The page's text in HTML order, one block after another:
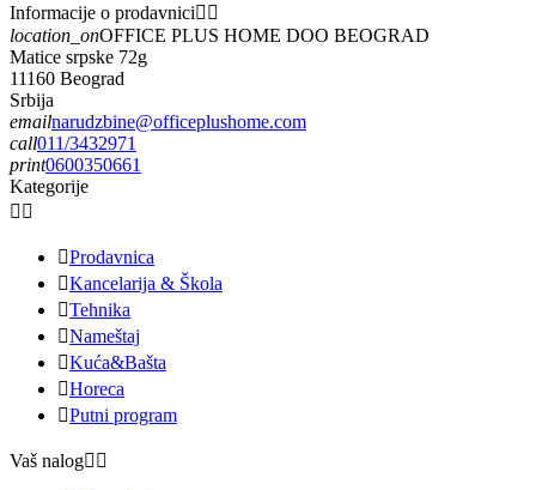
Informacije o prodavnici 
location_onOFFICE PLUS HOME DOO BEOGRAD
Matice srpske 72g
11160 Beograd
Srbija
emailnarudzbine@officeplushome.com
call011/3432971
print0600350661
Kategorije
 
Prodavnica
Kancelarija & Škola
Tehnika
Nameštaj
Kuća&Bašta
Horeca
Putni program
Vaš nalog 